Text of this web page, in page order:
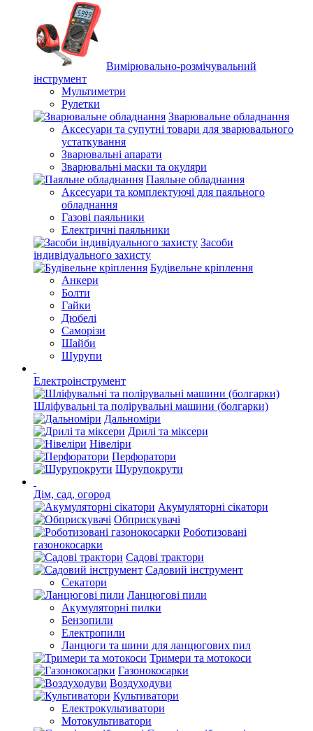
Вимірювально-розмічувальний
інструмент
Мультиметри
Рулетки
Зварювальне обладнання
Аксесуари та супутні товари для зварювального
устаткування
Зварювальні апарати
Зварювальні маски та окуляри
Паяльне обладнання
Аксесуари та комплектуючі для паяльного
обладнання
Газові паяльники
Електричні паяльники
Засоби
індивідуального захисту
Будівельне кріплення
Анкери
Болти
Гайки
Дюбелі
Саморізи
Шайби
Шурупи
Електроінструмент
Шліфувальні та полірувальні машини (болгарки)
Дальноміри
Дрилі та міксери
Нівеліри
Перфоратори
Шурупокрути
Дім, сад, огород
Акумуляторні сікатори
Обприскувачі
Роботизовані
газонокосарки
Садові трактори
Садовий інструмент
Секатори
Ланцюгові пили
Акумуляторні пилки
Бензопили
Електропили
Ланцюги та шини для ланцюгових пил
Тримери та мотокоси
Газонокосарки
Воздуходуви
Культиватори
Електрокультиватори
Мотокультиватори